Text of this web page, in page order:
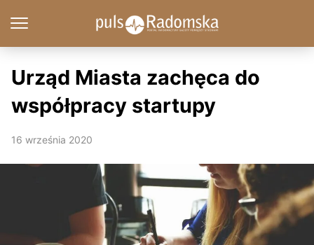
Urząd Miasta zachęca do
współpracy startupy
16 września 2020